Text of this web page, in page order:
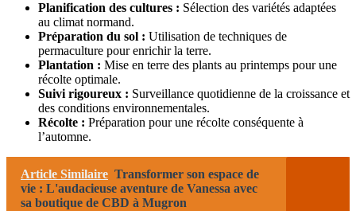
Planification des cultures : Sélection des variétés adaptées
au climat normand.
Préparation du sol : Utilisation de techniques de
permaculture pour enrichir la terre.
Plantation : Mise en terre des plants au printemps pour une
récolte optimale.
Suivi rigoureux : Surveillance quotidienne de la croissance et
des conditions environnementales.
Récolte : Préparation pour une récolte conséquente à
l’automne.
Article Similaire Transformer son espace de
vie : L'audacieuse aventure de Vanessa avec
sa boutique de CBD à Mugron